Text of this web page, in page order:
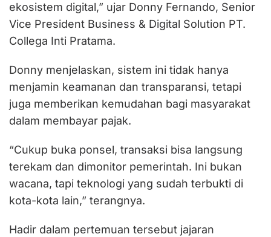
ekosistem digital,” ujar Donny Fernando, Senior
Vice President Business & Digital Solution PT.
Collega Inti Pratama.
Donny menjelaskan, sistem ini tidak hanya
menjamin keamanan dan transparansi, tetapi
juga memberikan kemudahan bagi masyarakat
dalam membayar pajak.
“Cukup buka ponsel, transaksi bisa langsung
terekam dan dimonitor pemerintah. Ini bukan
wacana, tapi teknologi yang sudah terbukti di
kota-kota lain,” terangnya.
Hadir dalam pertemuan tersebut jajaran